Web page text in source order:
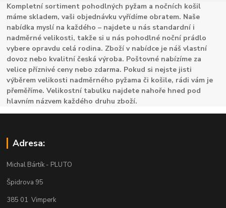
Kompletní sortiment pohodlných pyžam a nočních košil
máme skladem, vaši objednávku vyřídíme obratem. Naše
nabídka myslí na každého – najdete u nás standardní i
nadměrné velikosti, takže si u nás pohodlné noční prádlo
vybere opravdu celá rodina. Zboží v nabídce je náš vlastní
dovoz nebo kvalitní česká výroba. Poštovné nabízíme za
velice příznivé ceny nebo zdarma. Pokud si nejste jisti
výběrem velikosti nadměrného pyžama či košile, rádi vám je
přeměříme. Velikostní tabulku najdete nahoře hned pod
hlavním názvem každého druhu zboží.
Adresa:
Michal Bártík - PLUTO
Špidrova 95
385 01 Vimperk